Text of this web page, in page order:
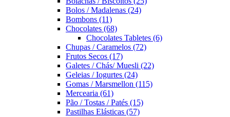
Bolos / Madalenas (24)
Bombons (11)
Chocolates (68)
Chocolates Tabletes (6)
Chupas / Caramelos (72)
Frutos Secos (17)
Galetes / Chás/ Muesli (22)
Geleias / Iogurtes (24)
Gomas / Marsmellon (115)
Mercearia (61)
Pão / Tostas / Patés (15)
Pastilhas Elásticas (57)